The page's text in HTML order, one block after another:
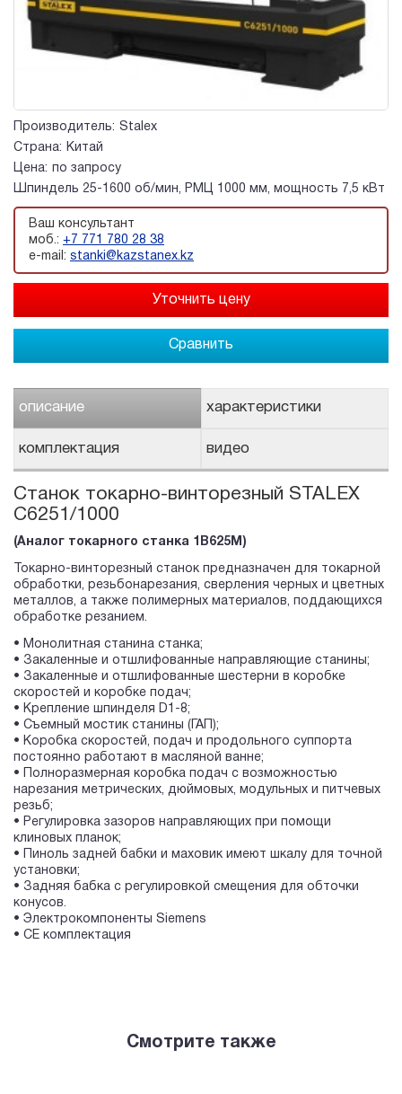
Производитель: Stalex
Страна:
Китай
Цена:
по запросу
Шпиндель 25-1600 об/мин, РМЦ 1000 мм, мощность 7,5 кВт
Ваш консультант
моб.: +7 771 780 28 38
e-mail: stanki@kazstanex.kz
Сравнить
описание характеристики
комплектация видео
Станок токарно-винторезный STALEX
C6251/1000
(Аналог токарного станка 1В625М)
Токарно-винторезный станок предназначен для токарной
обработки, резьбонарезания, сверления черных и цветных
металлов, а также полимерных материалов, поддающихся
обработке резанием.
• Монолитная станина станка;
• Закаленные и отшлифованные направляющие станины;
• Закаленные и отшлифованные шестерни в коробке
скоростей и коробке подач;
• Крепление шпинделя D1-8;
• Съемный мостик станины (ГАП);
• Коробка скоростей, подач и продольного суппорта
постоянно работают в масляной ванне;
• Полноразмерная коробка подач с возможностью
нарезания метрических, дюймовых, модульных и питчевых
резьб;
• Регулировка зазоров направляющих при помощи
клиновых планок;
• Пиноль задней бабки и маховик имеют шкалу для точной
установки;
• Задняя бабка с регулировкой смещения для обточки
конусов.
• Электрокомпоненты Siemens
• СE комплектация
Смотрите также